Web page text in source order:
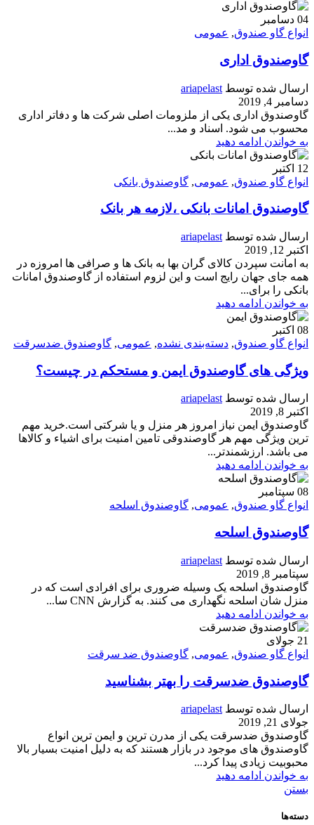
04 دسامبر
انواع گاو صندوق, عمومی
گاوصندوق اداری
ارسال شده توسط ariapelast
دسامبر 4, 2019
گاوصندوق اداری یکی از ملزومات اصلی شرکت ها و دفاتر اداری
محسوب می شود. اسناد و مد...
به خواندن ادامه دهید
12 اکتبر
انواع گاو صندوق, عمومی, گاوصندوق بانکی
گاوصندوق امانات بانکی ،لازمه هر بانک
ارسال شده توسط ariapelast
اکتبر 12, 2019
به امانت سپردن کالای گران بها به بانک ها و صرافی ها امروزه در
همه جای جهان رایج است و این لزوم استفاده از گاوصندوق امانات
بانکی را برای...
به خواندن ادامه دهید
08 اکتبر
انواع گاو صندوق, دسته‌بندی نشده, عمومی, گاوصندوق ضدسرقت
ویژگی های گاوصندوق ایمن و مستحکم در چیست؟
ارسال شده توسط ariapelast
اکتبر 8, 2019
گاوصندوق ایمن نیاز امروز هر منزل و یا شرکتی است.خرید مهم
ترین ویژگی مهم هر گاوصندوقی تامین امنیت برای اشیاء و کالاها
می باشد. ارزشمندتر...
به خواندن ادامه دهید
08 سپتامبر
انواع گاو صندوق, عمومی, گاوصندوق اسلحه
گاوصندوق اسلحه
ارسال شده توسط ariapelast
سپتامبر 8, 2019
گاوصندوق اسلحه یک وسیله ضروری برای افرادی است که در
منزل شان اسلحه نگهداری می کنند. به گزارش CNN سا...
به خواندن ادامه دهید
21 جولای
انواع گاو صندوق, عمومی, گاوصندوق ضد سرقت
گاوصندوق ضدسرقت را بهتر بشناسید
ارسال شده توسط ariapelast
جولای 21, 2019
گاوصندوق ضدسرقت یکی از مدرن ترین و ایمن ترین انواع
گاوصندوق های موجود در بازار هستند که به دلیل امنیت بسیار بالا
محبوبیت زیادی پیدا کرد...
به خواندن ادامه دهید
بستن
دسته‌ها